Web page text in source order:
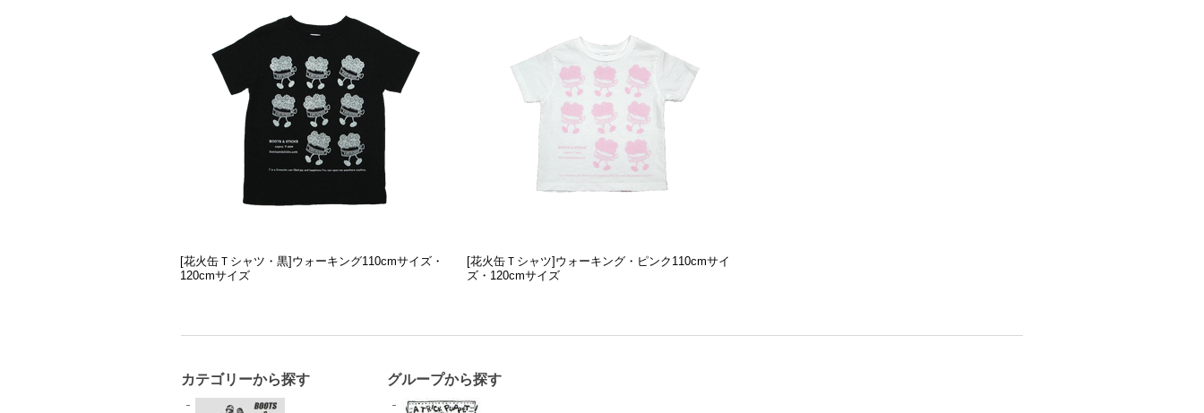
[花火缶Ｔシャツ・黒]ウォーキング110cmサイズ・
120cmサイズ
[花火缶Ｔシャツ]ウォーキング・ピンク110cmサイ
ズ・120cmサイズ
カテゴリーから探す グループから探す